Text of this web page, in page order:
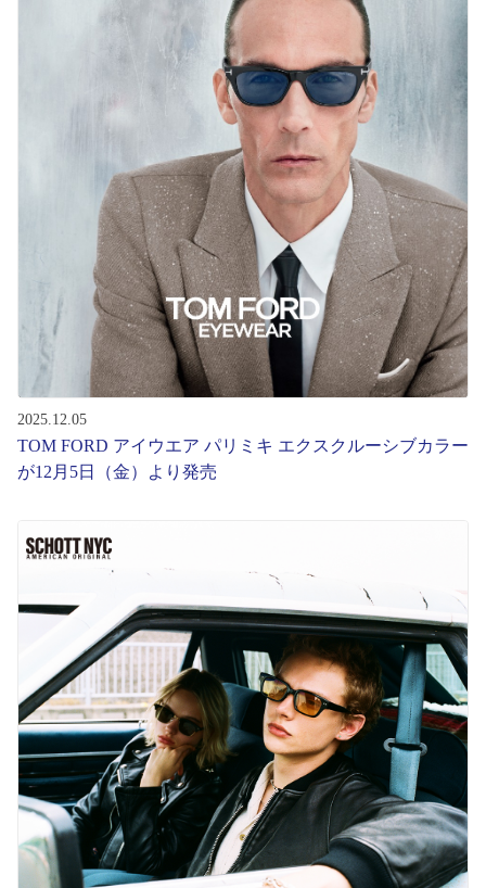
2025.12.05
TOM FORD アイウエア パリミキ エクスクルーシブカラー
が12月5日（金）より発売